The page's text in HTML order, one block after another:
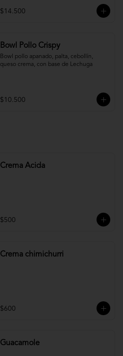
$14.500
Bowl Pollo Crispy
Bowl pollo apanado, palta, cebollín,
queso crema, con base de Lechuga
$10.500
Crema Acida
$500
Crema chimichurri
$600
Guacamole